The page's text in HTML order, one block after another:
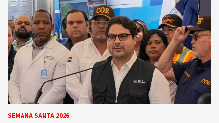
SEMANA SANTA 2026